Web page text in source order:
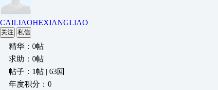
CAILIAOHEXIANGLIAO
关注 私信
精华：0帖
求助：0帖
帖子：1帖 | 63回
年度积分：0